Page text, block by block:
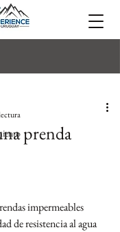
prenda
impermeables
de resistencia al agua